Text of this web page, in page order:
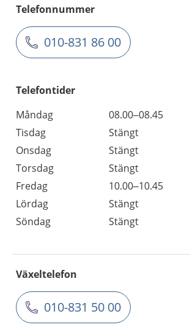
Telefonnummer
010-831 86 00
Telefontider
Måndag
08.00–08.45
Tisdag
Stängt
Onsdag
Stängt
Torsdag
Stängt
Fredag
10.00–10.45
Lördag
Stängt
Söndag
Stängt
Växeltelefon
010-831 50 00